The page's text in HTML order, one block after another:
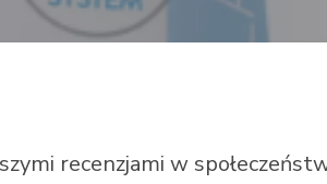
recenzjami w